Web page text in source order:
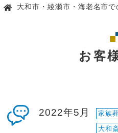
大和市・綾瀬市・海老名市
お客
2022年5月 家族
大和